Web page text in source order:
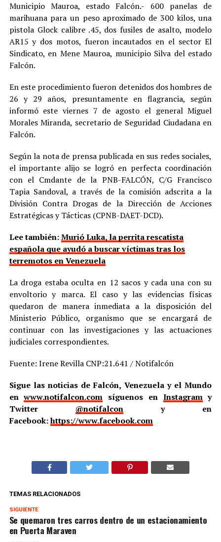
Municipio Mauroa, estado Falcón.- 600 panelas de
marihuana para un peso aproximado de 300 kilos, una
pistola Glock calibre .45, dos fusiles de asalto, modelo
AR15 y dos motos, fueron incautados en el sector El
Sindicato, en Mene Mauroa, municipio Silva del estado
Falcón.
En este procedimiento fueron detenidos dos hombres de
26 y 29 años, presuntamente en flagrancia, según
informó este viernes 7 de agosto el general Miguel
Morales Miranda, secretario de Seguridad Ciudadana en
Falcón.
Según la nota de prensa publicada en sus redes sociales,
el importante alijo se logró en perfecta coordinación
con el Cmdante de la PNB-FALCÓN, C/G Francisco
Tapia Sandoval, a través de la comisión adscrita a la
División Contra Drogas de la Dirección de Acciones
Estratégicas y Tácticas (CPNB-DAET-DCD).
Lee también:Murió Luka, la perrita rescatista
española que ayudó a buscar víctimas tras los
terremotos en Venezuela
La droga estaba oculta en 12 sacos y cada una con su
envoltorio y marca. El caso y las evidencias físicas
quedaron de manera inmediata a la disposición del
Ministerio Público, organismo que se encargará de
continuar con las investigaciones y las actuaciones
judiciales correspondientes.
Fuente: Irene Revilla CNP:21.641 / Notifalcón
Sigue las noticias de Falcón, Venezuela y el Mundo
enwww.notifalcon.com síguenos en Instagramy
Twitter @notifalcony en
Facebook:https://www.facebook.com
TEMAS RELACIONADOS
SIGUIENTE
Se quemaron tres carros dentro de un estacionamiento
en Puerta Maraven